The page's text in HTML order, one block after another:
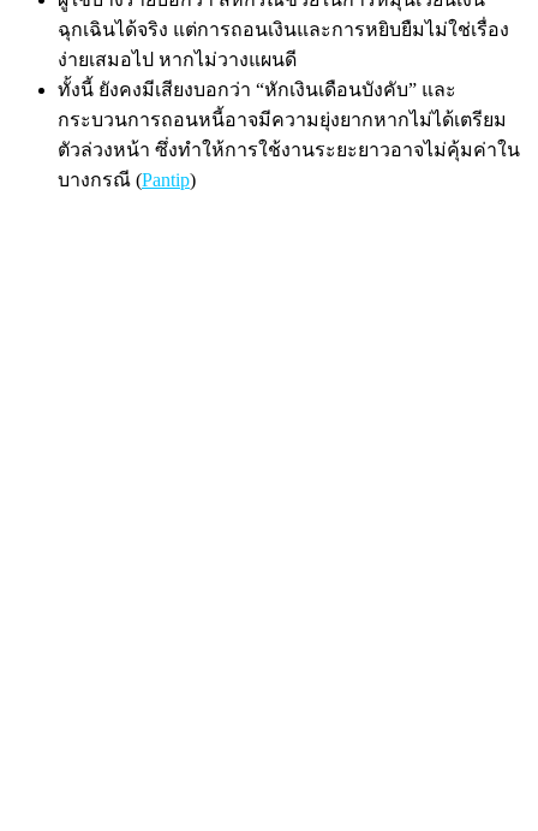
ฉุกเฉินได้จริง แต่การถอนเงินและการหยิบยืมไม่ใช่เรื่อง
ง่ายเสมอไป หากไม่วางแผนดี
ทั้งนี้ ยังคงมีเสียงบอกว่า “หักเงินเดือนบังคับ” และ
กระบวนการถอนหนี้อาจมีความยุ่งยากหากไม่ได้เตรียม
ตัวล่วงหน้า ซึ่งทำให้การใช้งานระยะยาวอาจไม่คุ้มค่าใน
บางกรณี (Pantip)